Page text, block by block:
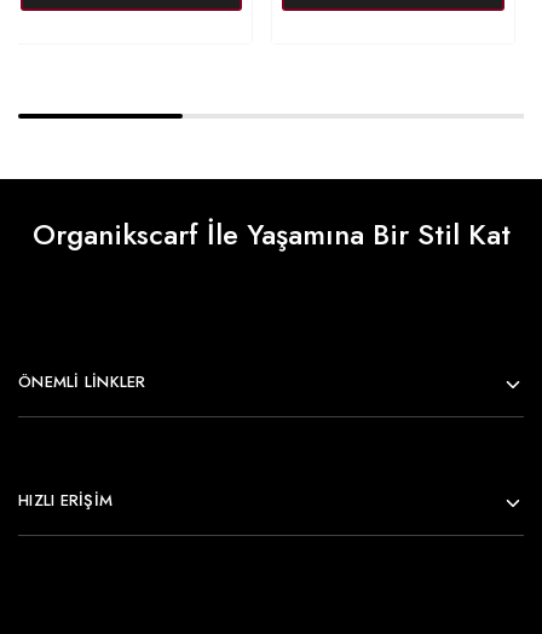
Organikscarf İle Yaşamına Bir Stil Kat
ÖNEMLI LINKLER
HIZLI ERİŞİM